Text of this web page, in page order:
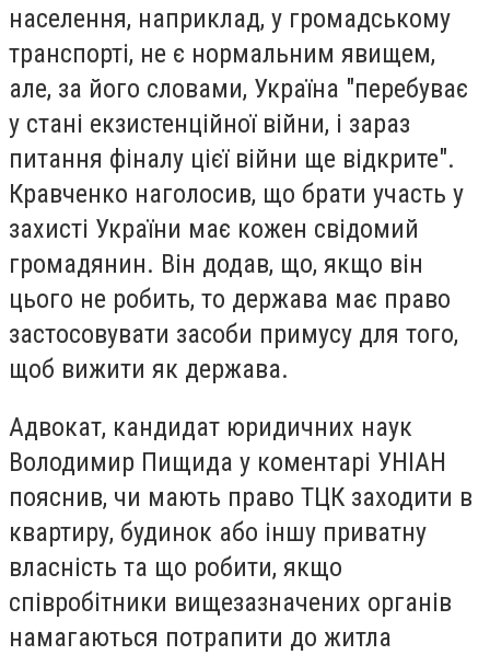
населення, наприклад, у громадському
транспорті, не є нормальним явищем,
але, за його словами, Україна "перебуває
у стані екзистенційної війни, і зараз
питання фіналу цієї війни ще відкрите".
Кравченко наголосив, що брати участь у
захисті України має кожен свідомий
громадянин. Він додав, що, якщо він
цього не робить, то держава має право
застосовувати засоби примусу для того,
щоб вижити як держава.
Адвокат, кандидат юридичних наук
Володимир Пищида у коментарі УНІАН
пояснив, чи мають право ТЦК заходити в
квартиру, будинок або іншу приватну
власність та що робити, якщо
співробітники вищезазначених органів
намагаються потрапити до житла